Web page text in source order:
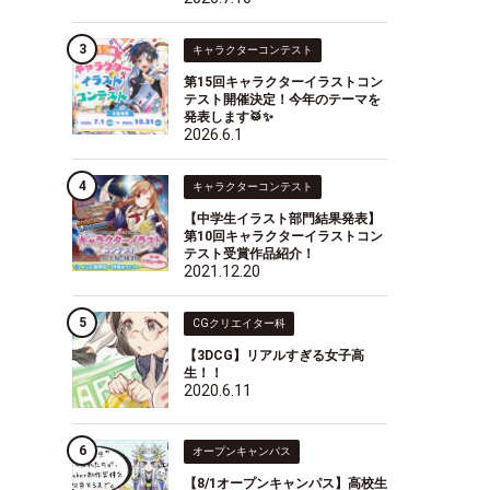
キャラクターコンテスト
第15回キャラクターイラストコン
テスト開催決定！今年のテーマを
発表します🥁✨
2026.6.1
キャラクターコンテスト
【中学生イラスト部門結果発表】
第10回キャラクターイラストコン
テスト受賞作品紹介！
2021.12.20
CGクリエイター科
【3DCG】リアルすぎる女子高
生！！
2020.6.11
オープンキャンパス
【8/1オープンキャンパス】高校生